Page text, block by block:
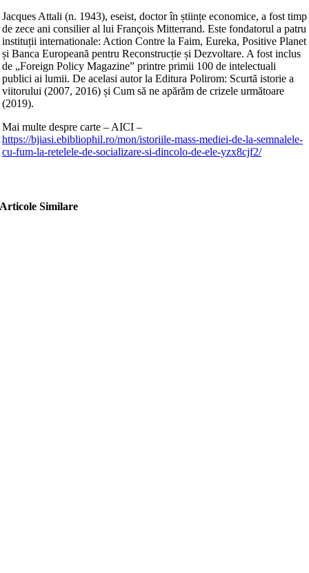
Jacques Attali (n. 1943), eseist, doctor în științe economice, a fost timp
de zece ani consilier al lui François Mitterrand. Este fondatorul a patru
instituții internationale: Action Contre la Faim, Eureka, Positive Planet
și Banca Europeană pentru Reconstrucție și Dezvoltare. A fost inclus
de „Foreign Policy Magazine” printre primii 100 de intelectuali
publici ai lumii. De acelasi autor la Editura Polirom: Scurtă istorie a
viitorului (2007, 2016) și Cum să ne apărăm de crizele următoare
(2019).
Mai multe despre carte – AICI –
https://bjiasi.ebibliophil.ro/mon/istoriile-mass-mediei-de-la-semnalele-
cu-fum-la-retelele-de-socializare-si-dincolo-de-ele-yzx8cjf2/
Articole Similare